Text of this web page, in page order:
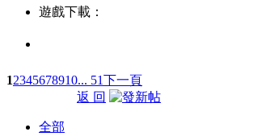
遊戲下載：
12345678910... 51下一頁
返 回
全部